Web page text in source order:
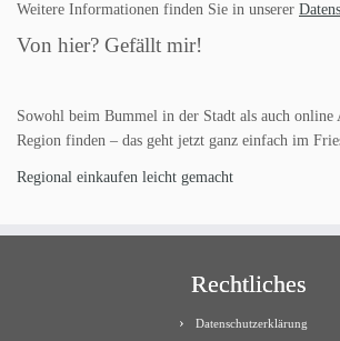
Weitere Informationen finden Sie in unserer
Von hier? Gefällt mir!
Sowohl beim Bummel in der Stadt als auch online
Region finden – das geht jetzt ganz einfach im
Regional einkaufen leicht gemacht
Rechtliches
Datenschutzerklärung